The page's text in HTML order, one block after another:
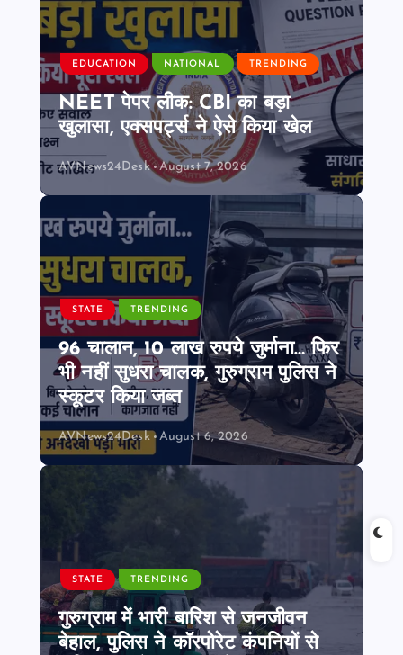
EDUCATION NATIONAL TRENDING
NEET पेपर लीक: CBI का बड़ा
खुलासा, एक्सपर्ट्स ने ऐसे किया खेल
AVNews24Desk August 7, 2026
STATE TRENDING
96 चालान, 10 लाख रुपये जुर्माना… फिर
भी नहीं सुधरा चालक, गुरुग्राम पुलिस ने
स्कूटर किया जब्त
AVNews24Desk August 6, 2026
STATE TRENDING
गुरुग्राम में भारी बारिश से जनजीवन
बेहाल, पुलिस ने कॉरपोरेट कंपनियों से